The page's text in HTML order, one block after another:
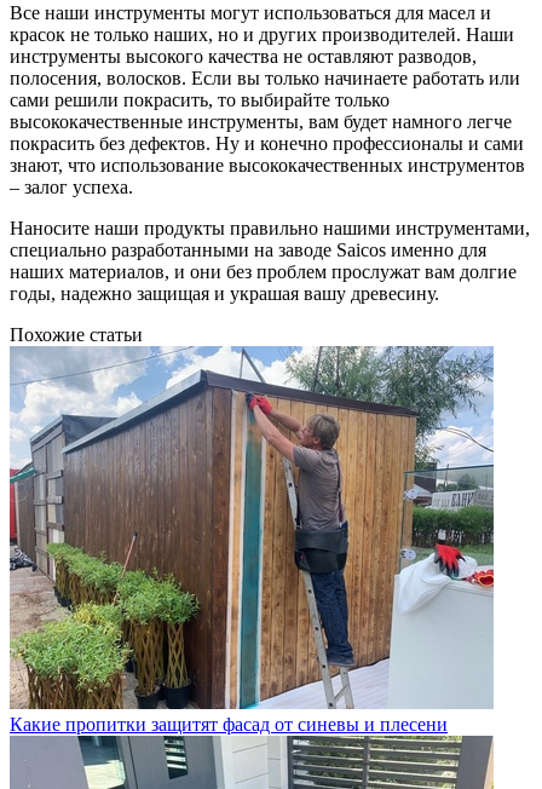
Все наши инструменты могут использоваться для масел и
красок не только наших, но и других производителей. Наши
инструменты высокого качества не оставляют разводов,
полосения, волосков. Если вы только начинаете работать или
сами решили покрасить, то выбирайте только
высококачественные инструменты, вам будет намного легче
покрасить без дефектов. Ну и конечно профессионалы и сами
знают, что использование высококачественных инструментов
– залог успеха.
Наносите наши продукты правильно нашими инструментами,
специально разработанными на заводе Saicos именно для
наших материалов, и они без проблем прослужат вам долгие
годы, надежно защищая и украшая вашу древесину.
Похожие статьи
Какие пропитки защитят фасад от синевы и плесени